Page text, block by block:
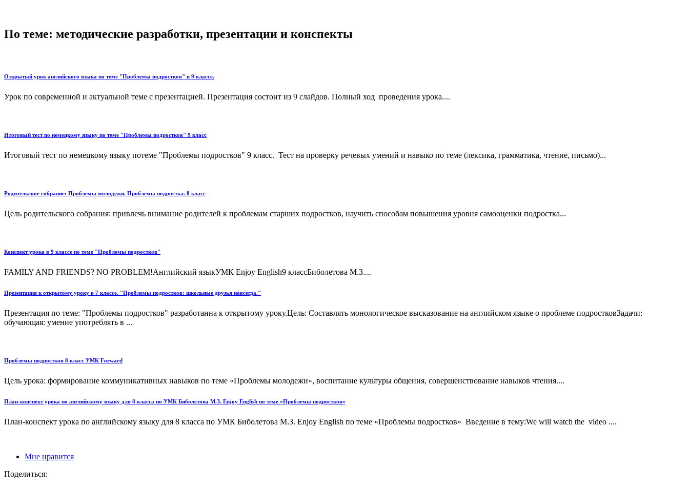
По теме: методические разработки, презентации и конспекты
Открытый урок английского языка по теме "Проблемы подростков" в 9 классе.
Урок по современной и актуальной теме с презентацией. Презентация состоит из 9 слайдов. Полный ход проведения урока....
Итоговый тест по немецкому языку по теме "Проблемы подростков" 9 класс
Итоговый тест по немецкому языку потеме "Проблемы подростков" 9 класс. Тест на проверку речевых умений и навыко по теме (лексика, грамматика, чтение, письмо)...
Родительское собрание: Проблемы молодежи. Проблемы подростка. 8 класс
Цель родительского собрания: привлечь внимание родителей к проблемам старших подростков, научить способам повышения уровня самооценки подростка...
Конспект урока в 9 классе по теме "Проблемы подростков"
FAMILY AND FRIENDS? NO PROBLEM!Английский языкУМК Enjoy English9 классБиболетова М.З....
Презентация к открытому уроку в 7 классе. "Проблемы подростков: школьные друзья навсегда."
Презентация по теме: "Проблемы подростков" разработанна к открытому уроку.Цель: Составлять монологическое высказование на английском языке о проблеме подростковЗадачи:
обучающая: умение употреблять в ...
Проблемы подростков 8 класс УМК Forward
Цель урока: формирование коммуникативных навыков по теме «Проблемы молодежи», воспитание культуры общения, совершенствование навыков чтения....
План-конспект урока по английскому языку для 8 класса по УМК Биболетова М.З. Enjoy English по теме «Проблемы подростков»
План-конспект урока по английскому языку для 8 класса по УМК Биболетова М.З. Enjoy English по теме «Проблемы подростков» Введение в тему:We will watch the video ....
Мне нравится
Поделиться: